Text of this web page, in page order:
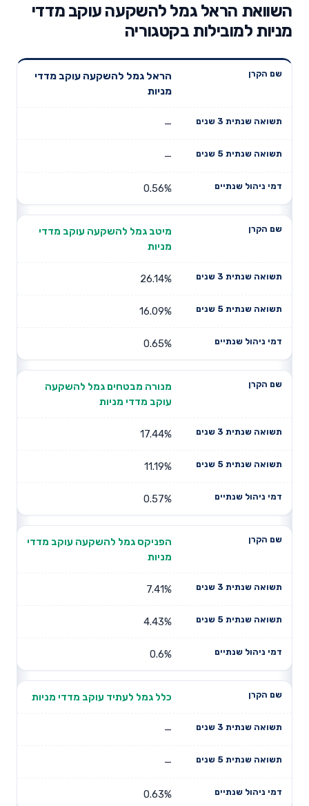
השוואת הראל גמל להשקעה עוקב מדדי
מניות למובילות בקטגוריה
שנתית 3
תשואה
דמי ניהול
הראל גמל להשקעה עוקב מדדי
מניות
—
—
0.56%
מיטב גמל להשקעה עוקב מדדי
מניות
26.14%
16.09%
0.65%
מנורה מבטחים גמל להשקעה
עוקב מדדי מניות
17.44%
11.19%
0.57%
הפניקס גמל להשקעה עוקב מדדי
מניות
7.41%
4.43%
0.6%
כלל גמל לעתיד עוקב מדדי מניות
—
—
0.63%